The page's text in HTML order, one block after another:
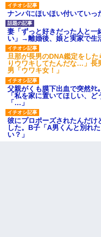
ナンパにほいほい付いていっ
妻「ずっと好きだった人と一
い」→離婚後、娘と実家で生
旦那が長男のDNA鑑定をし
りウワキしてたんだな…」長
男「ウワキ女！」
父親がくも膜下出血で突然ﾀ
「私を家に置いてほしい、
「…」
彼にプロポーズされたんだけ
した。B子「A男くんと別れ
い？」